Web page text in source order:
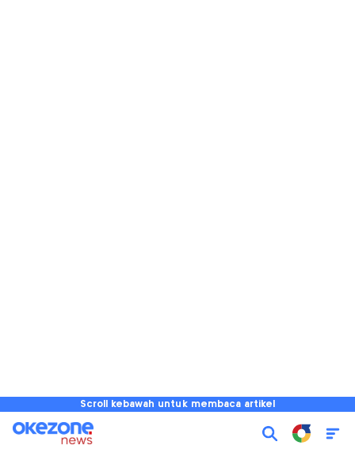
Scroll kebawah untuk membaca artikel